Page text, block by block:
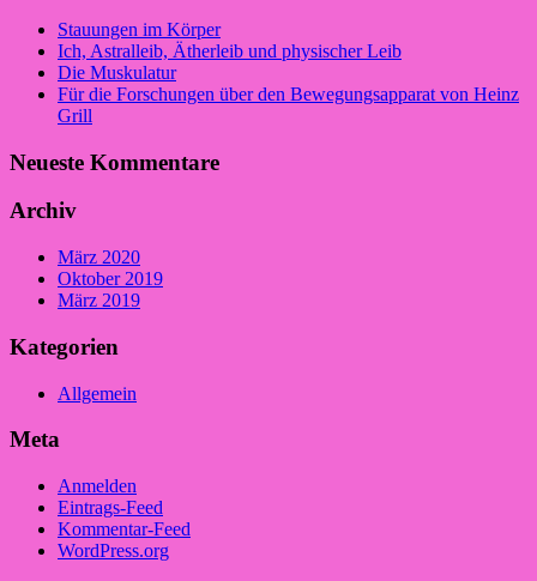
Stauungen im Körper
Ich, Astralleib, Ätherleib und physischer Leib
Die Muskulatur
Für die Forschungen über den Bewegungsapparat von Heinz
Grill
Neueste Kommentare
Archiv
März 2020
Oktober 2019
März 2019
Kategorien
Allgemein
Meta
Anmelden
Eintrags-Feed
Kommentar-Feed
WordPress.org